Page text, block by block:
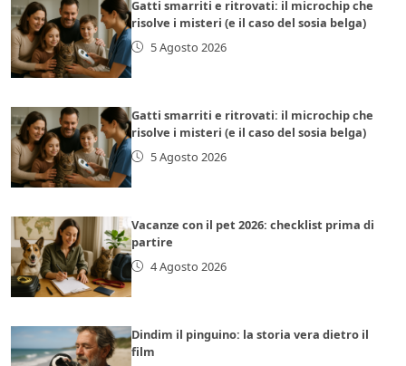
Gatti smarriti e ritrovati: il microchip che
risolve i misteri (e il caso del sosia belga)
5 Agosto 2026
Gatti smarriti e ritrovati: il microchip che
risolve i misteri (e il caso del sosia belga)
5 Agosto 2026
Vacanze con il pet 2026: checklist prima di
partire
4 Agosto 2026
Dindim il pinguino: la storia vera dietro il
film